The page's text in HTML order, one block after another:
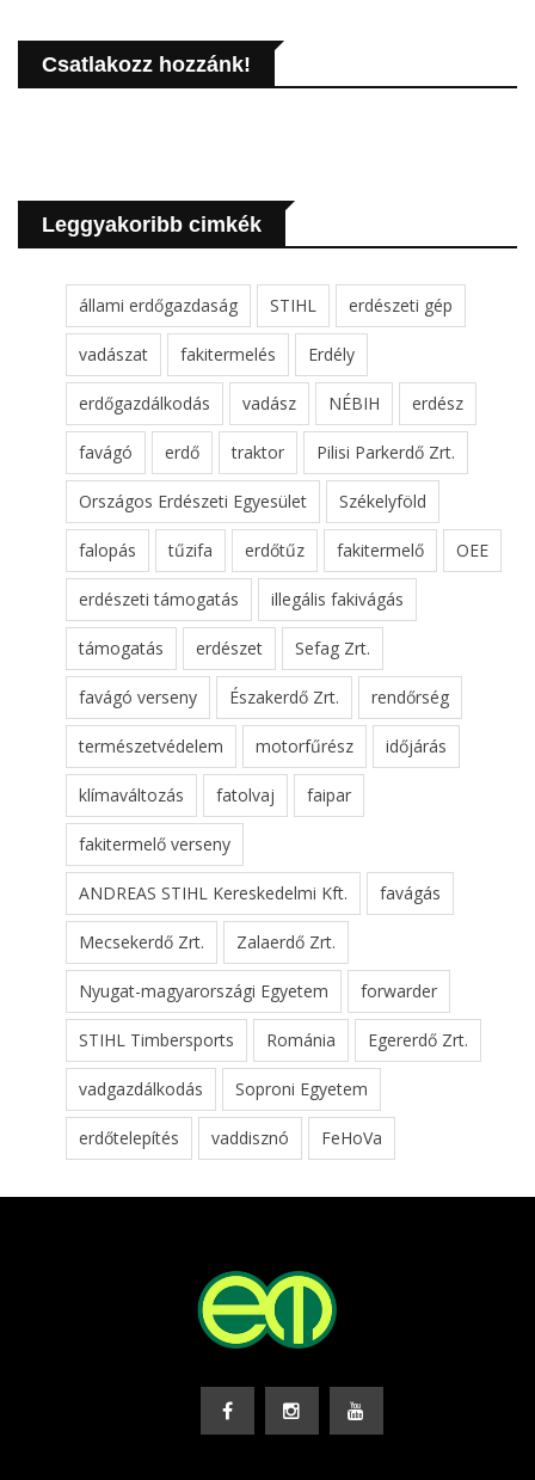
Csatlakozz hozzánk!
Leggyakoribb cimkék
állami erdőgazdaság STIHL erdészeti gép
vadászat fakitermelés Erdély
erdőgazdálkodás vadász NÉBIH erdész
favágó erdő traktor Pilisi Parkerdő Zrt.
Országos Erdészeti Egyesület Székelyföld
falopás tűzifa erdőtűz fakitermelő OEE
erdészeti támogatás illegális fakivágás
támogatás erdészet Sefag Zrt.
favágó verseny Északerdő Zrt. rendőrség
természetvédelem motorfűrész időjárás
klímaváltozás fatolvaj faipar
fakitermelő verseny
ANDREAS STIHL Kereskedelmi Kft. favágás
Mecsekerdő Zrt. Zalaerdő Zrt.
Nyugat-magyarországi Egyetem forwarder
STIHL Timbersports Románia Egererdő Zrt.
vadgazdálkodás Soproni Egyetem
erdőtelepítés vaddisznó FeHoVa